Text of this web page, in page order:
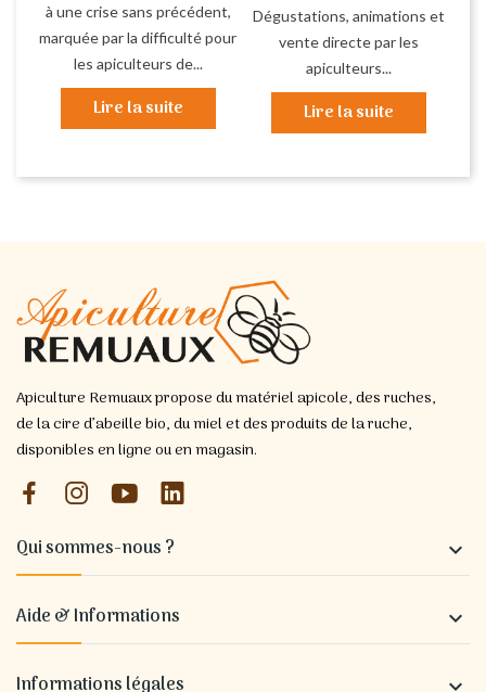
à une crise sans précédent,
marquée par la difficulté pour
les apiculteurs de...
Lire la suite
Dégustations, animations et
vente directe par les
apiculteurs...
Lire la suite
Apiculture Remuaux propose du matériel apicole, des ruches,
de la cire d’abeille bio, du miel et des produits de la ruche,
disponibles en ligne ou en magasin.
Qui sommes-nous ? 
Aide & Informations 
Informations légales 